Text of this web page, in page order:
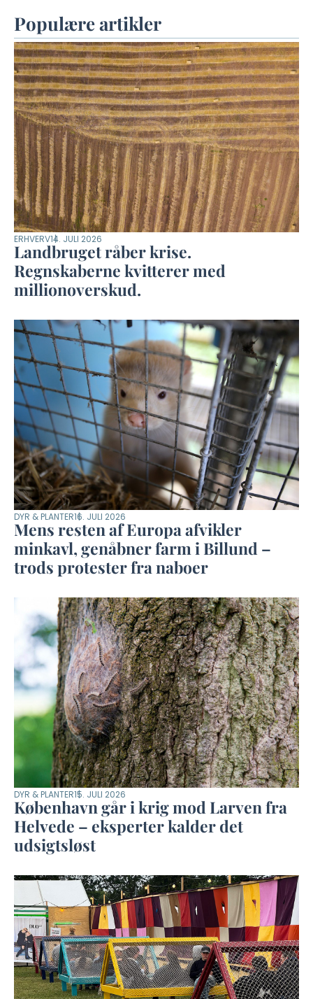
Populære artikler
ERHVERV14. JULI 2026
Landbruget råber krise.
Regnskaberne kvitterer med
millionoverskud.
DYR & PLANTER16. JULI 2026
Mens resten af Europa afvikler
minkavl, genåbner farm i Billund –
trods protester fra naboer
DYR & PLANTER15. JULI 2026
København går i krig mod Larven fra
Helvede – eksperter kalder det
udsigtsløst